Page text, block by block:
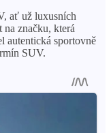
ať už luxusních
na značku, která
autentická sportovně
SUV.